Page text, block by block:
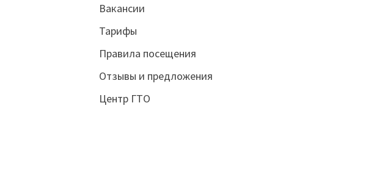
Вакансии
Тарифы
Правила посещения
Отзывы и предложения
Центр ГТО